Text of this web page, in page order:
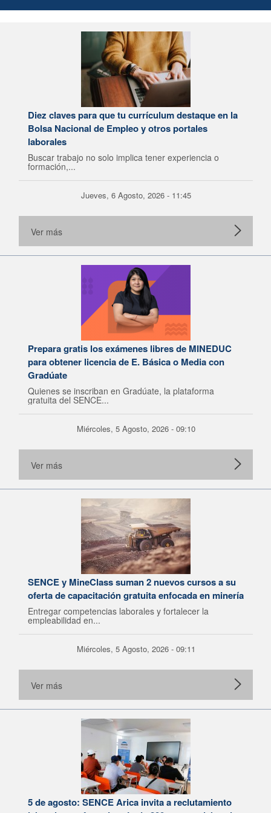
Diez claves para que tu currículum destaque en la
Bolsa Nacional de Empleo y otros portales
laborales
Buscar trabajo no solo implica tener experiencia o
formación,...
Jueves, 6 Agosto, 2026 - 11:45
Ver más
Prepara gratis los exámenes libres de MINEDUC
para obtener licencia de E. Básica o Media con
Gradúate
Quienes se inscriban en Gradúate, la plataforma
gratuita del SENCE...
Miércoles, 5 Agosto, 2026 - 09:10
Ver más
SENCE y MineClass suman 2 nuevos cursos a su
oferta de capacitación gratuita enfocada en minería
Entregar competencias laborales y fortalecer la
empleabilidad en...
Miércoles, 5 Agosto, 2026 - 09:11
Ver más
5 de agosto: SENCE Arica invita a reclutamiento